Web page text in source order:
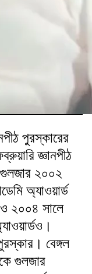
পুরস্কারের
জ্ঞানপীঠ
২০০২
অ্যাওয়ার্ড
ও ২০০৪ সালে
বেঙ্গল
গুলজার